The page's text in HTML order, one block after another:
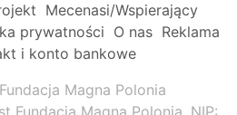
Mecenasi/Wspierający
prywatności O nas Reklama
i konto bankowe
Magna Polonia